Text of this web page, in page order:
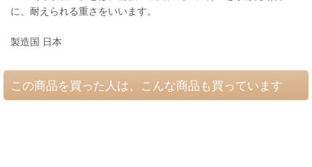
に、耐えられる重さをいいます。
製造国 日本
この商品を買った人は、こんな商品も買っています